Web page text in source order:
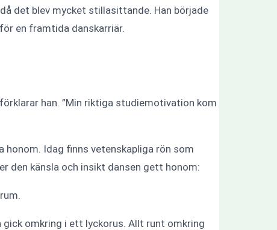
det blev mycket stillasittande. Han började
en framtida danskarriär.
han. ”Min riktiga studiemotivation kom
Idag finns vetenskapliga rön som
den känsla och insikt dansen gett honom:
omkring i ett lyckorus. Allt runt omkring